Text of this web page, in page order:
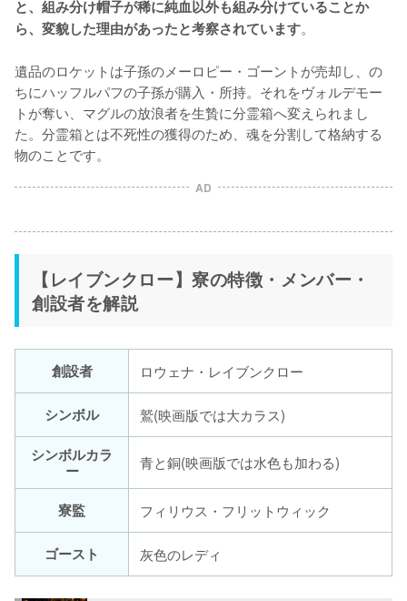
と、組み分け帽子が稀に純血以外も組み分けていることか
ら、変貌した理由があったと考察されています。
遺品のロケットは子孫のメーロピー・ゴーントが売却し、の
ちにハッフルパフの子孫が購入・所持。それをヴォルデモー
トが奪い、マグルの放浪者を生贄に分霊箱へ変えられまし
た。分霊箱とは不死性の獲得のため、魂を分割して格納する
物のことです。
AD
【レイブンクロー】寮の特徴・メンバー・
創設者を解説
創設者 ロウェナ・レイブンクロー
シンボル
鷲(映画版では大カラス)
シンボルカラ
ー
青と銅(映画版では水色も加わる)
寮監 フィリウス・フリットウィック
ゴースト 灰色のレディ